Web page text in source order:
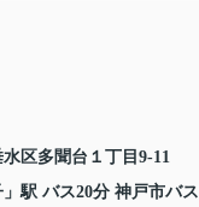
水区多聞台 １丁目9-11
」駅 バス20分 神戸市バス